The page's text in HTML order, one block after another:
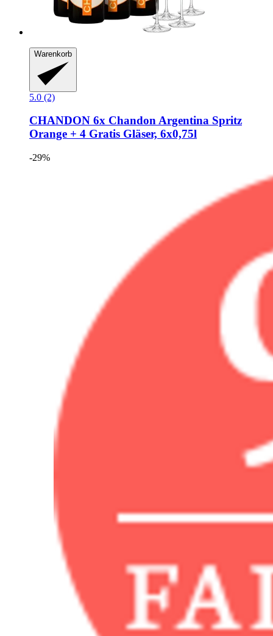
Warenkorb
5.0 (2)
CHANDON 6x Chandon Argentina Spritz
Orange + 4 Gratis Gläser, 6x0,75l
-29%